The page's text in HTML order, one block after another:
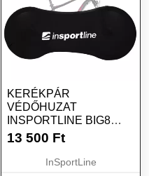
KERÉKPÁR
VÉDŐHUZAT
INSPORTLINE BIG8
FEKETE L (27,5-29")
13 500 Ft
InSportLine